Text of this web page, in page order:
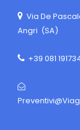
Via De
Angri (SA)
+39 081